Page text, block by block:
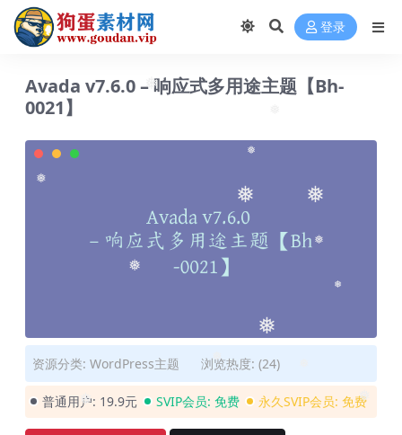
❅
❅
❅
❅
❅
登录
Avada v7.6.0 – 响应式多用途主题【Bh-
0021】
资源分类: WordPress主题 浏览热度: (24)
普通用户: 19.9元 SVIP会员: 免费 永久SVIP会员: 免费